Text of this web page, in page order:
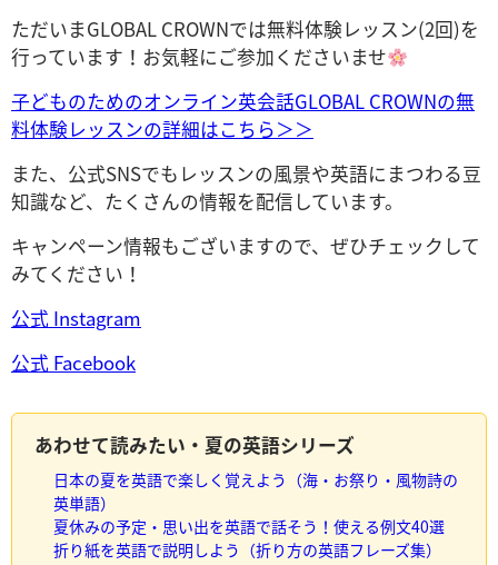
ただいまGLOBAL CROWNでは無料体験レッスン(2回)を
行っています！お気軽にご参加くださいませ
子どものためのオンライン英会話GLOBAL CROWNの無
料体験レッスンの詳細はこちら＞＞
また、公式SNSでもレッスンの風景や英語にまつわる豆
知識など、たくさんの情報を配信しています。
キャンペーン情報もございますので、ぜひチェックして
みてください！
公式 Instagram
公式 Facebook
あわせて読みたい・夏の英語シリーズ
日本の夏を英語で楽しく覚えよう（海・お祭り・風物詩の
英単語）
夏休みの予定・思い出を英語で話そう！使える例文40選
折り紙を英語で説明しよう（折り方の英語フレーズ集）